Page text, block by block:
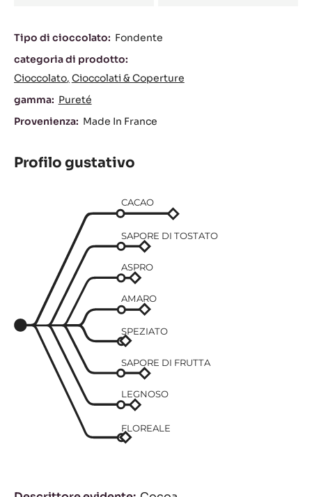
Caratteristiche
Tipo di cioccolato: Fondente
categoria di prodotto:
Cioccolato Cioccolati & Coperture
gamma: Pureté
Provenienza: Made In France
Profilo gustativo
CACAO
SAPORE DI TOSTATO
ASPRO
AMARO
SPEZIATO
SAPORE DI FRUTTA
LEGNOSO
FLOREALE